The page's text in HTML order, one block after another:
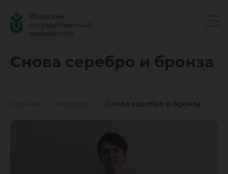
Снова серебро и бронза
Снова серебро и бронза
Снова
серебро